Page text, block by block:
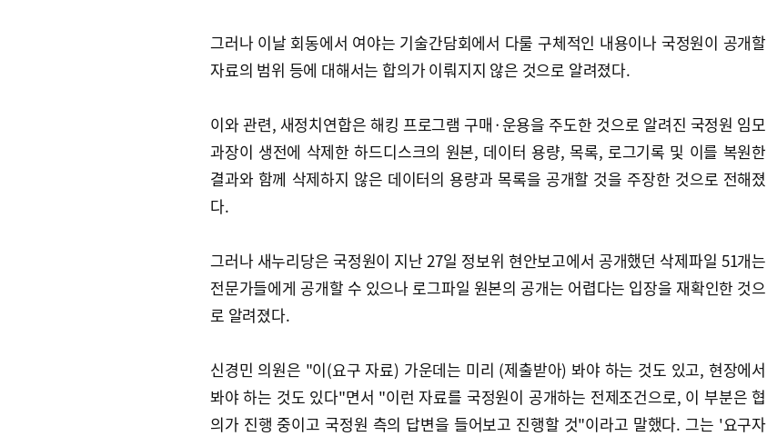
그러나 이날 회동에서 여야는 기술간담회에서 다룰 구체적인 내용이나 국정원이 공개할
자료의 범위 등에 대해서는 합의가 이뤄지지 않은 것으로 알려졌다.
이와 관련, 새정치연합은 해킹 프로그램 구매·운용을 주도한 것으로 알려진 국정원 임모
과장이 생전에 삭제한 하드디스크의 원본, 데이터 용량, 목록, 로그기록 및 이를 복원한
결과와 함께 삭제하지 않은 데이터의 용량과 목록을 공개할 것을 주장한 것으로 전해졌
다.
그러나 새누리당은 국정원이 지난 27일 정보위 현안보고에서 공개했던 삭제파일 51개는
전문가들에게 공개할 수 있으나 로그파일 원본의 공개는 어렵다는 입장을 재확인한 것으
로 알려졌다.
신경민 의원은 "이(요구 자료) 가운데는 미리 (제출받아) 봐야 하는 것도 있고, 현장에서
봐야 하는 것도 있다"면서 "이런 자료를 국정원이 공개하는 전제조건으로, 이 부분은 협
의가 진행 중이고 국정원 측의 답변을 들어보고 진행할 것"이라고 말했다. 그는 '요구자